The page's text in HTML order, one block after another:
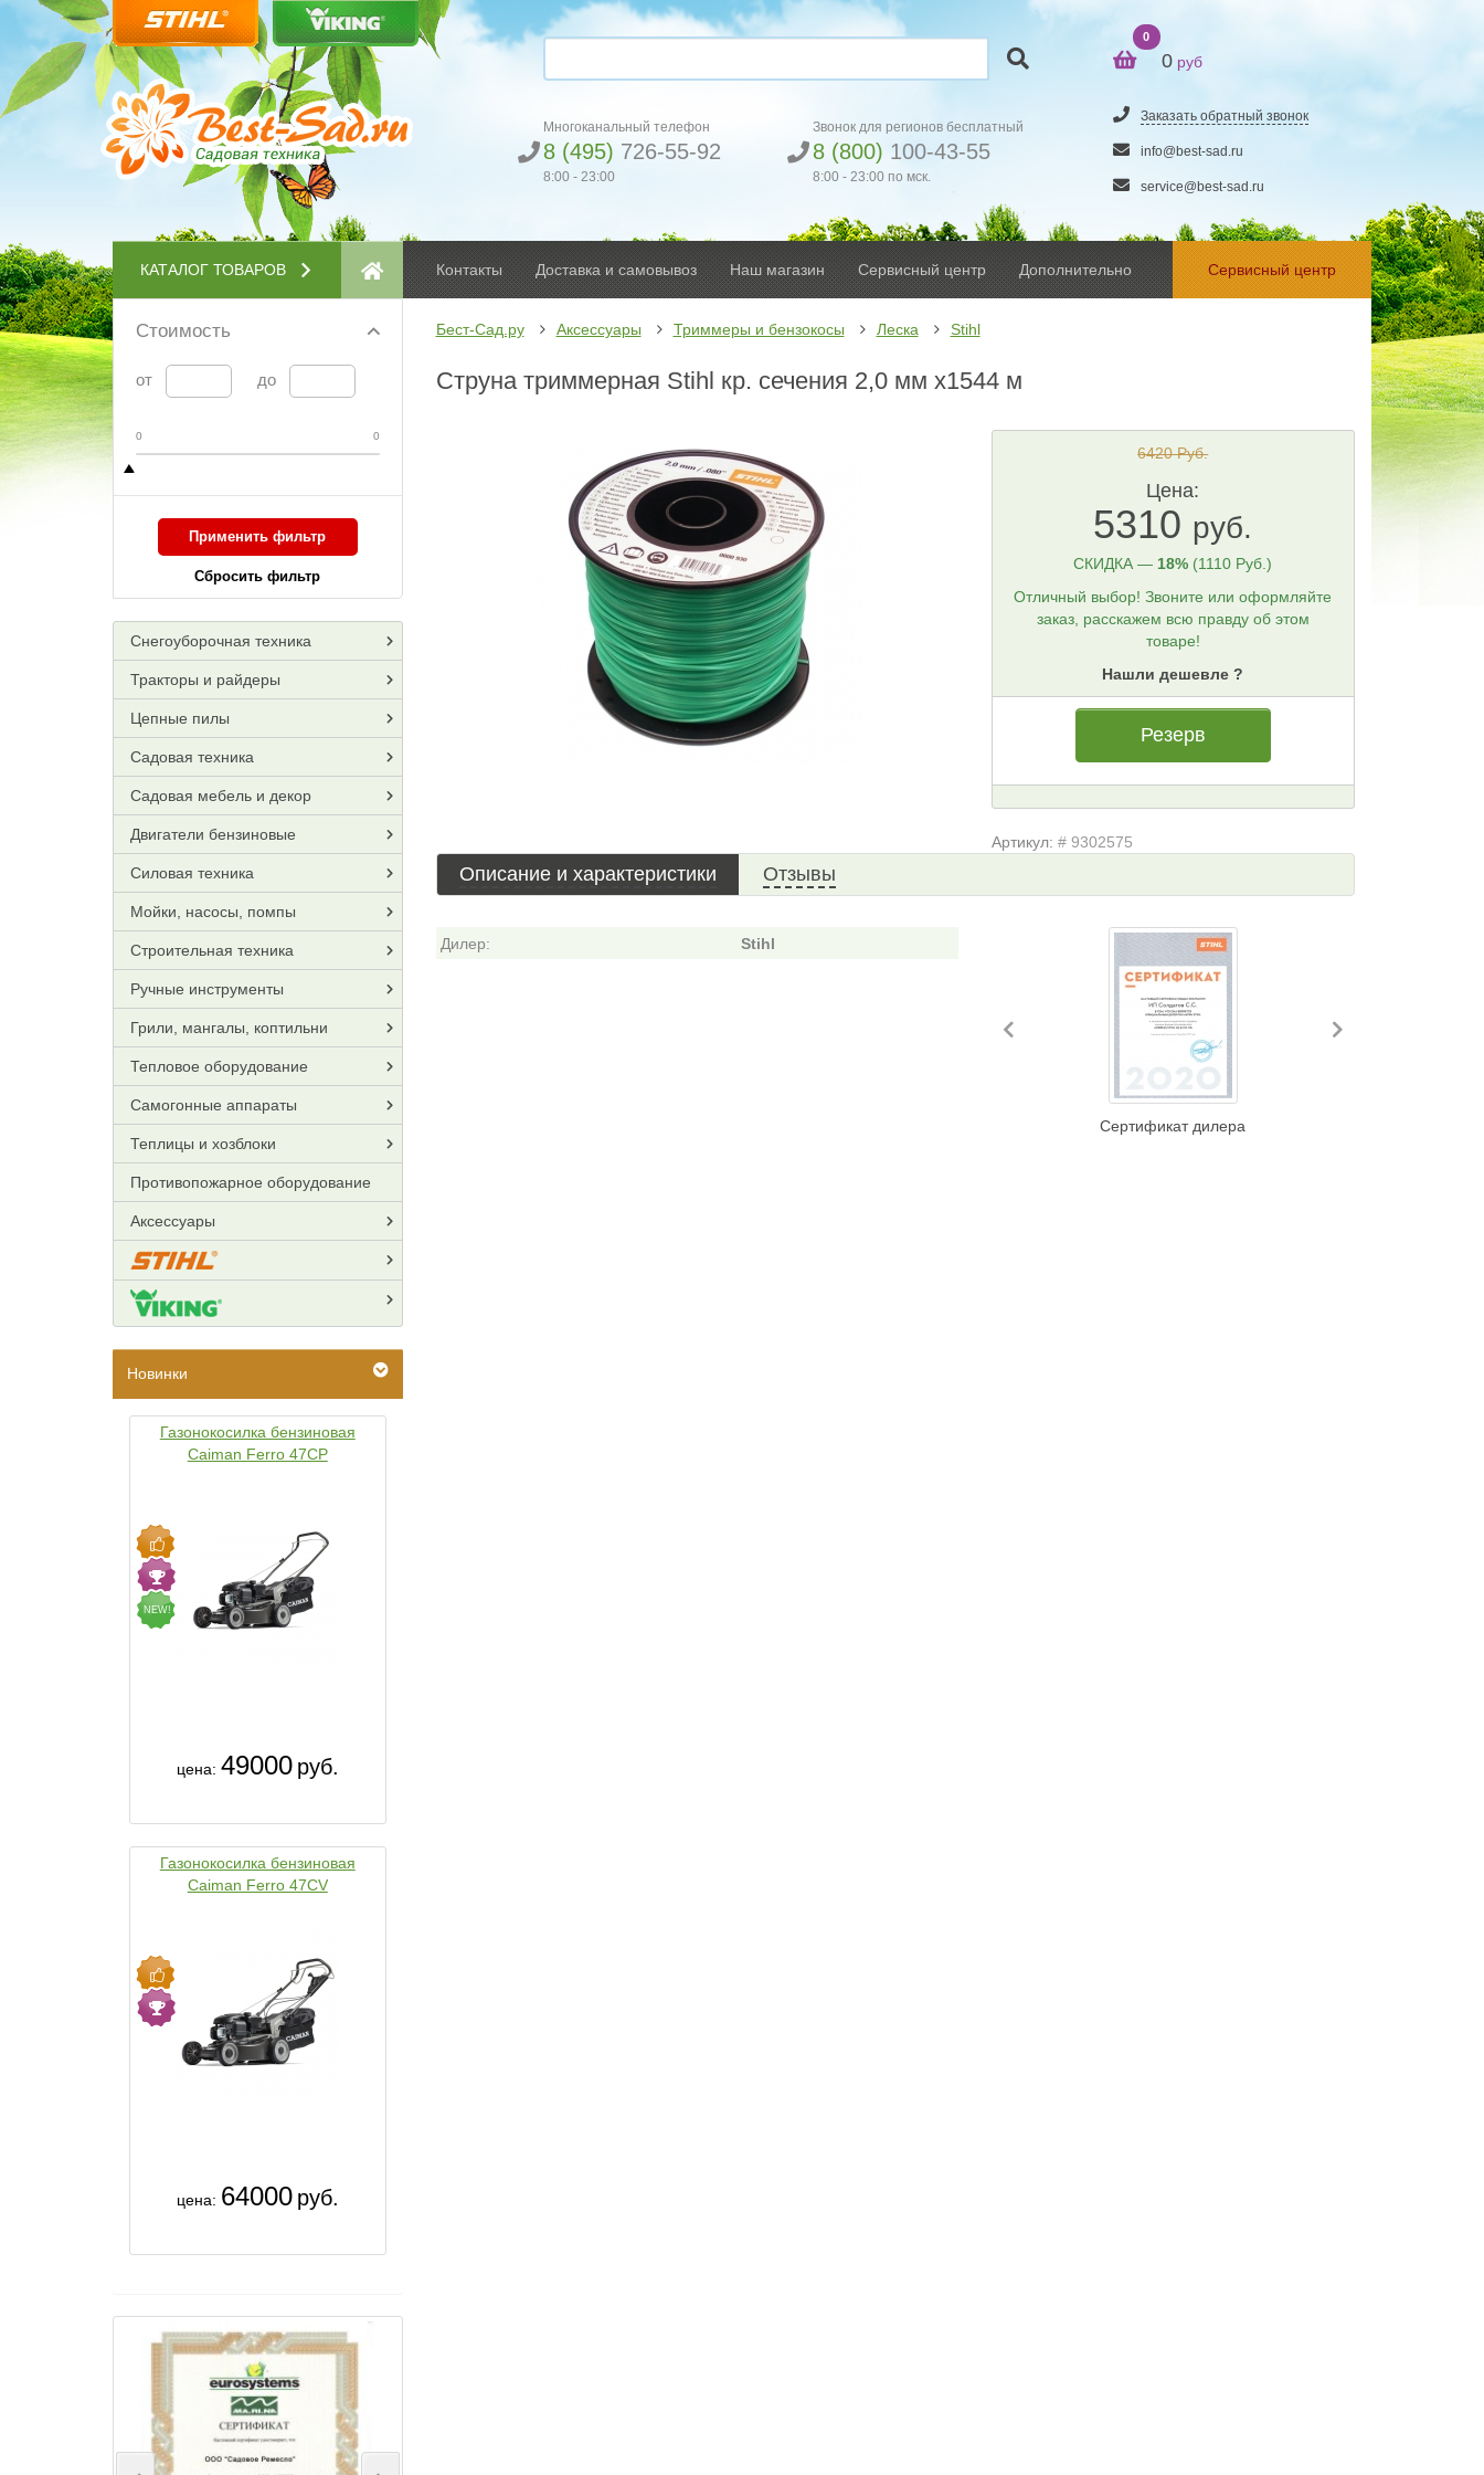
Многоканальный телефон
8 (495) 726-55-92
8:00 - 23:00
Звонок для регионов бесплатный
8 (800) 100-43-55
8:00 - 23:00 по мск.
0
0 руб
Заказать обратный звонок
info@best-sad.ru
service@best-sad.ru
КАТАЛОГ ТОВАРОВ Контакты Доставка и самовывоз Наш магазин Сервисный центр Дополнительно Сервисный центр
Стоимость
от до
0 0
Применить фильтр
Сбросить фильтр
Снегоуборочная техника
Тракторы и райдеры
Цепные пилы
Садовая техника
Садовая мебель и декор
Двигатели бензиновые
Силовая техника
Мойки, насосы, помпы
Строительная техника
Ручные инструменты
Грили, мангалы, коптильни
Тепловое оборудование
Самогонные аппараты
Теплицы и хозблоки
Противопожарное оборудование
Аксессуары
Новинки
Газонокосилка бензиновая
Caiman Ferro 47CP
NEW!
цена: 49000 руб.
Газонокосилка бензиновая
Caiman Ferro 47CV
цена: 64000 руб.
Бест-Сад.ру Аксессуары Триммеры и бензокосы Леска Stihl
Струна триммерная Stihl кр. сечения 2,0 мм х1544 м
6420 Руб.
Цена:
5310 руб.
СКИДКА — 18% (1110 Руб.)
Отличный выбор! Звоните или оформляйте
заказ, расскажем всю правду об этом
товаре!
Нашли дешевле ?
Резерв
Артикул: # 9302575
Описание и характеристики Отзывы
Дилер: Stihl
Сертификат дилера
Previous